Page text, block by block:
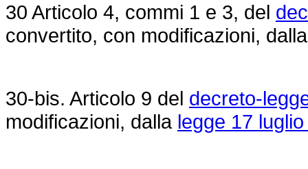
30 Articolo 4, commi 1 e 3, del
convertito, con modificazioni,
30-bis. Articolo 9 del decreto-
modificazioni, dalla legge 17